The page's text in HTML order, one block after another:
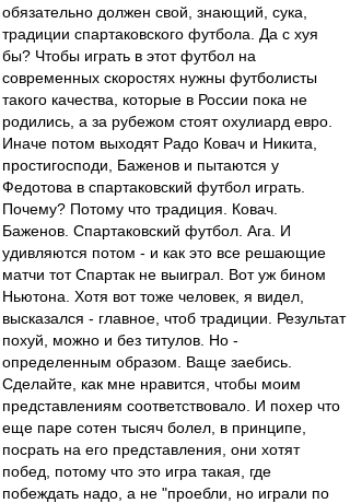
обязательно должен свой, знающий, сука,
традиции спартаковского футбола. Да с хуя
бы? Чтобы играть в этот футбол на
современных скоростях нужны футболисты
такого качества, которые в России пока не
родились, а за рубежом стоят охулиард евро.
Иначе потом выходят Радо Ковач и Никита,
простигосподи, Баженов и пытаются у
Федотова в спартаковский футбол играть.
Почему? Потому что традиция. Ковач.
Баженов. Спартаковский футбол. Ага. И
удивляются потом - и как это все решающие
матчи тот Спартак не выиграл. Вот уж бином
Ньютона. Хотя вот тоже человек, я видел,
высказался - главное, чтоб традиции. Результат
похуй, можно и без титулов. Но -
определенным образом. Ваще заебись.
Сделайте, как мне нравится, чтобы моим
представлениям соответствовало. И похер что
еще паре сотен тысяч болел, в принципе,
посрать на его представления, они хотят
побед, потому что это игра такая, где
побеждать надо, а не "проебли, но играли по